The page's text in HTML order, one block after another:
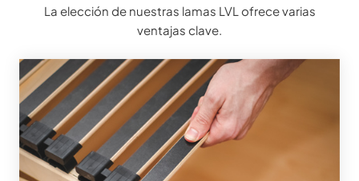
La elección de nuestras lamas LVL ofrece varias
ventajas clave.